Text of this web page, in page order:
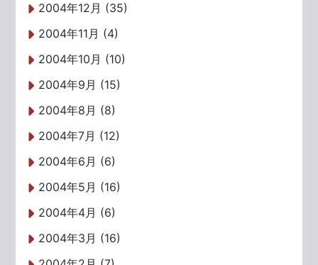
2004年12月 (35)
2004年11月 (4)
2004年10月 (10)
2004年9月 (15)
2004年8月 (8)
2004年7月 (12)
2004年6月 (6)
2004年5月 (16)
2004年4月 (6)
2004年3月 (16)